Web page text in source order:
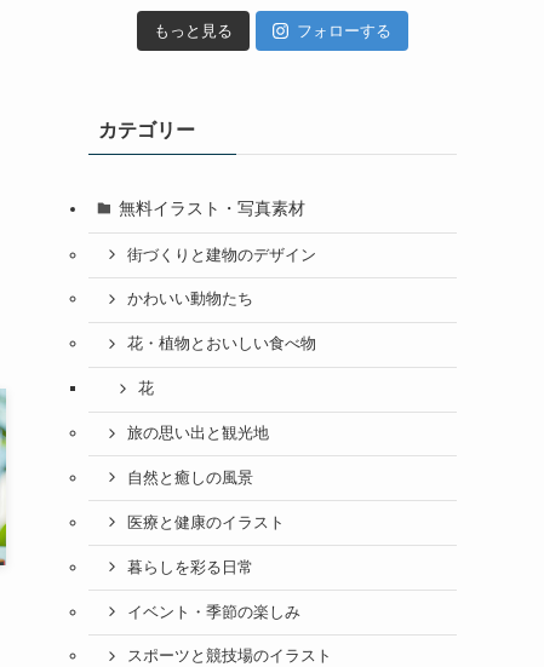
もっと見る フォローする
カテゴリー
無料イラスト・写真素材
街づくりと建物のデザイン
かわいい動物たち
花・植物とおいしい食べ物
花
旅の思い出と観光地
自然と癒しの風景
医療と健康のイラスト
暮らしを彩る日常
イベント・季節の楽しみ
スポーツと競技場のイラスト